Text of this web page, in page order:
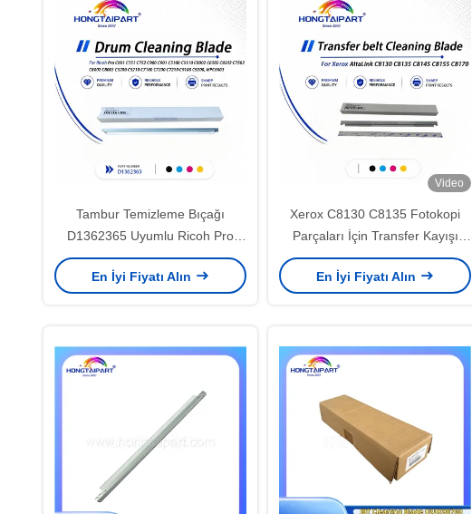
Tambur Temizleme Bıçağı
D1362365 Uyumlu Ricoh Pro
C651 C752 C8003 MPC6503
En İyi Fiyatı Alın
Video
Xerox C8130 C8135 Fotokopi
Parçaları İçin Transfer Kayışı
Temizleme Bıçağı 064K94660
En İyi Fiyatı Alın